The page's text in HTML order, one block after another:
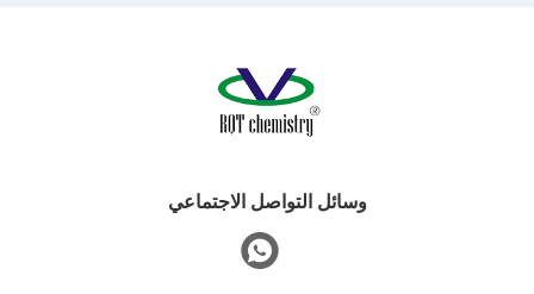
وسائل التواصل الاجتماعي